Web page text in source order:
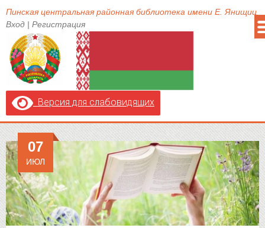
Пинская центральная районная библиотека имени Е. Янищиц
Вход | Регистрация
Версия для слабовидящих
07
ИЮЛ